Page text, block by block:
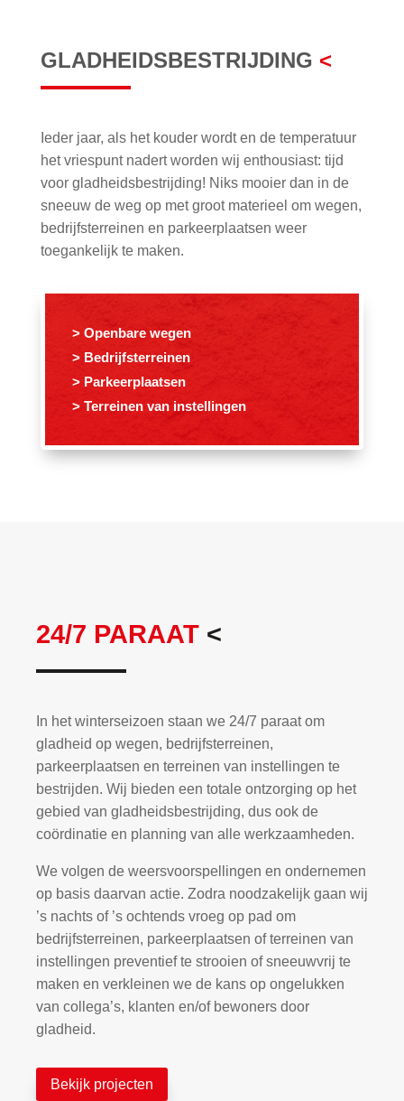
GLADHEIDSBESTRIJDING <
Ieder jaar, als het kouder wordt en de temperatuur
het vriespunt nadert worden wij enthousiast: tijd
voor gladheidsbestrijding! Niks mooier dan in de
sneeuw de weg op met groot materieel om wegen,
bedrijfsterreinen en parkeerplaatsen weer
toegankelijk te maken.
> Openbare wegen
> Bedrijfsterreinen
> Parkeerplaatsen
> Terreinen van instellingen
24/7 PARAAT <
In het winterseizoen staan we 24/7 paraat om
gladheid op wegen, bedrijfsterreinen,
parkeerplaatsen en terreinen van instellingen te
bestrijden. Wij bieden een totale ontzorging op het
gebied van gladheidsbestrijding, dus ook de
coördinatie en planning van alle werkzaamheden.
We volgen de weersvoorspellingen en ondernemen
op basis daarvan actie. Zodra noodzakelijk gaan wij
’s nachts of ’s ochtends vroeg op pad om
bedrijfsterreinen, parkeerplaatsen of terreinen van
instellingen preventief te strooien of sneeuwvrij te
maken en verkleinen we de kans op ongelukken
van collega’s, klanten en/of bewoners door
gladheid.
Bekijk projecten